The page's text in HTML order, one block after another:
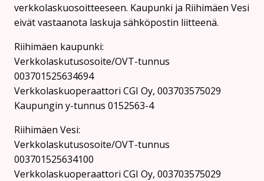
verkkolaskuosoitteeseen. Kaupunki ja Riihimäen Vesi
eivät vastaanota laskuja sähköpostin liitteenä.
Riihimäen kaupunki:
Verkkolaskutusosoite/OVT-tunnus
003701525634694
Verkkolaskuoperaattori CGI Oy, 003703575029
Kaupungin y-tunnus 0152563-4
Rii­hi­mäen Vesi:
Verkkolaskutusosoite/OVT-tunnus
003701525634100
Verkkolaskuoperaattori CGI Oy, 003703575029